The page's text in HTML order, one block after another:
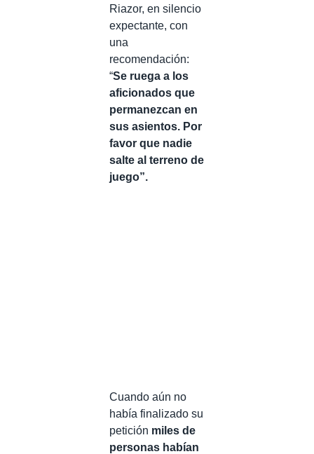
Riazor, en silencio
expectante, con
una
recomendación:
“Se ruega a los
aficionados que
permanezcan en
sus asientos. Por
favor que nadie
salte al terreno de
juego”.
Cuando aún no
había finalizado su
petición miles de
personas habían